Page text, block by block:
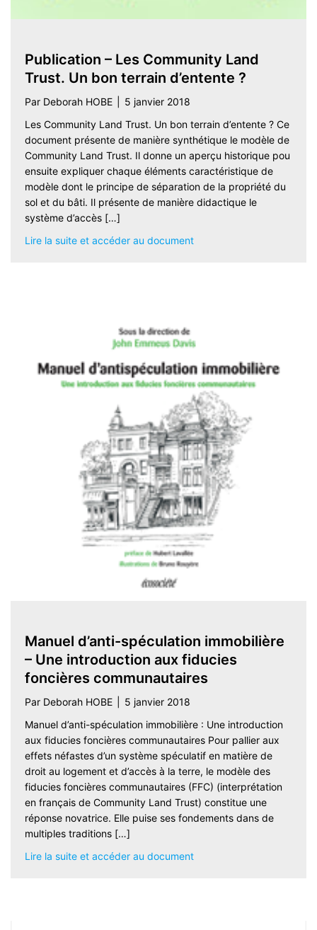
Publication – Les Community Land
Trust. Un bon terrain d’entente ?
Par Deborah HOBE
5 janvier 2018
Les Community Land Trust. Un bon terrain d’entente ? Ce
document présente de manière synthétique le modèle de
Community Land Trust. Il donne un aperçu historique pou
ensuite expliquer chaque éléments caractéristique de
modèle dont le principe de séparation de la propriété du
sol et du bâti. Il présente de manière didactique le
système d’accès […]
Lire la suite et accéder au documentabout Publication – Les
Manuel d’anti-spéculation immobilière
– Une introduction aux fiducies
foncières communautaires
Par Deborah HOBE
5 janvier 2018
Manuel d’anti-spéculation immobilière : Une introduction
aux fiducies foncières communautaires Pour pallier aux
effets néfastes d’un système spéculatif en matière de
droit au logement et d’accès à la terre, le modèle des
fiducies foncières communautaires (FFC) (interprétation
en français de Community Land Trust) constitue une
réponse novatrice. Elle puise ses fondements dans de
multiples traditions […]
Lire la suite et accéder au documentabout Manuel d’anti-